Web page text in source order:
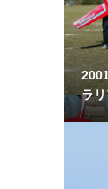
ラ